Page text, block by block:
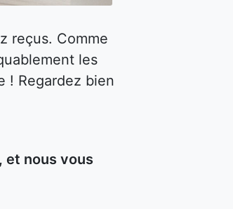
reçus. Comme
les
! Regardez bien
et nous vous